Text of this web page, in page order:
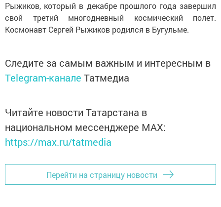
Рыжиков, который в декабре прошлого года завершил
свой третий многодневный космический полет.
Космонавт Сергей Рыжиков родился в Бугульме.
Следите за самым важным и интересным в
Telegram-канале Татмедиа
Читайте новости Татарстана в
национальном мессенджере MАХ:
https://max.ru/tatmedia
Перейти на страницу новости